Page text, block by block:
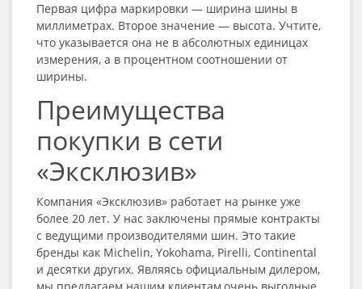
Первая цифра маркировки — ширина шины в
миллиметрах. Второе значение — высота. Учтите,
что указывается она не в абсолютных единицах
измерения, а в процентном соотношении от
ширины.
Преимущества
покупки в сети
«Эксклюзив»
Компания «Эксклюзив» работает на рынке уже
более 20 лет. У нас заключены прямые контракты
с ведущими производителями шин. Это такие
бренды как Michelin, Yokohama, Pirelli, Continental
и десятки других. Являясь официальным дилером,